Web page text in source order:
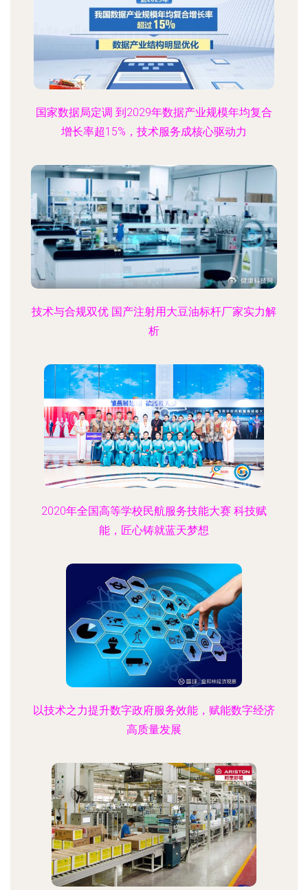
国家数据局定调 到2029年数据产业规模年均复合
增长率超15%，技术服务成核心驱动力
技术与合规双优 国产注射用大豆油标杆厂家实力解
析
2020年全国高等学校民航服务技能大赛 科技赋
能，匠心铸就蓝天梦想
以技术之力提升数字政府服务效能，赋能数字经济
高质量发展